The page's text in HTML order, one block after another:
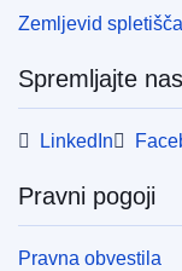
EDITION :
EDITION :
EDITION :
Zemljevid spletišča
Spremljajte nas
LinkedIn
Pravni pogoji
Pravna obvestila